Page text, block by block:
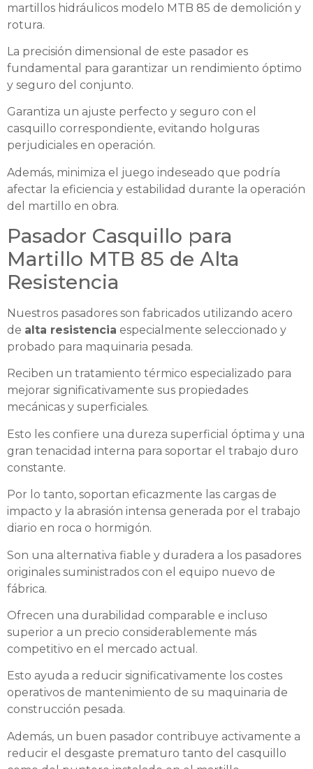
martillos hidráulicos modelo MTB 85 de demolición y
rotura.
La precisión dimensional de este pasador es
fundamental para garantizar un rendimiento óptimo
y seguro del conjunto.
Garantiza un ajuste perfecto y seguro con el
casquillo correspondiente, evitando holguras
perjudiciales en operación.
Además, minimiza el juego indeseado que podría
afectar la eficiencia y estabilidad durante la operación
del martillo en obra.
Pasador Casquillo para
Martillo MTB 85 de Alta
Resistencia
Nuestros pasadores son fabricados utilizando acero
de alta resistencia especialmente seleccionado y
probado para maquinaria pesada.
Reciben un tratamiento térmico especializado para
mejorar significativamente sus propiedades
mecánicas y superficiales.
Esto les confiere una dureza superficial óptima y una
gran tenacidad interna para soportar el trabajo duro
constante.
Por lo tanto, soportan eficazmente las cargas de
impacto y la abrasión intensa generada por el trabajo
diario en roca o hormigón.
Son una alternativa fiable y duradera a los pasadores
originales suministrados con el equipo nuevo de
fábrica.
Ofrecen una durabilidad comparable e incluso
superior a un precio considerablemente más
competitivo en el mercado actual.
Esto ayuda a reducir significativamente los costes
operativos de mantenimiento de su maquinaria de
construcción pesada.
Además, un buen pasador contribuye activamente a
reducir el desgaste prematuro tanto del casquillo